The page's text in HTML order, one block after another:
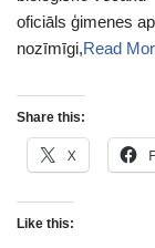
oficiāls ģimenes
nozīmīgi,Read
Share this:
X
Like this: